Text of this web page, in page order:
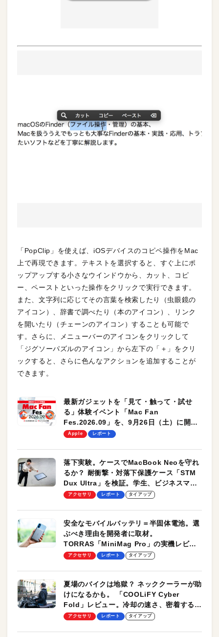
「PopClip」を使えば、iOSデバイスのコピペ操作をMac
上で再現できます。テキストを選択すると、すぐ上にポ
ップアップする小さなウインドウから、カット、コピ
ー、ペーストといった操作をクリックで実行できます。
また、文字列に応じてその言葉を検索したり（虫眼鏡の
アイコン）、辞書で調べたり（本のアイコン）、リンク
を開いたり（チェーンのアイコン）することも可能で
す。さらに、メニューバーのアイコンをクリックして
「ジグソーパズルのアイコン」から左下の「＋」をクリ
ックすると、さらに色んなアクションを追加することが
できます。
最新ガジェットを「見て・触って・試せ
る」体験イベント「Mac Fan
Fes.2026.09」を、9月26日（土）に開催
します！
Apple レポート
落下実験。ケースでMacBook Neoを守れ
るか？ 耐衝撃・対落下保護ケース「STM
Dux Ultra」を検証。学生、ビジネスマン
のモバイルユースに最適！
アクセサリ レポート タイアップ
安全なモバイルバッテリ＝半固体電池。選
ぶべき理由を開発者に取材。
TORRAS「MiniMag Pro」の実機レビュ
ーも
アクセサリ レポート タイアップ
夏場のバイクは地獄？ ネッククーラーが助
けになるかも。 「COOLiFY Cyber
Fold」レビュー。冷却の速さ、密着する冷
却プレート、シンプルな操作性がグッド！
アクセサリ レポート タイアップ